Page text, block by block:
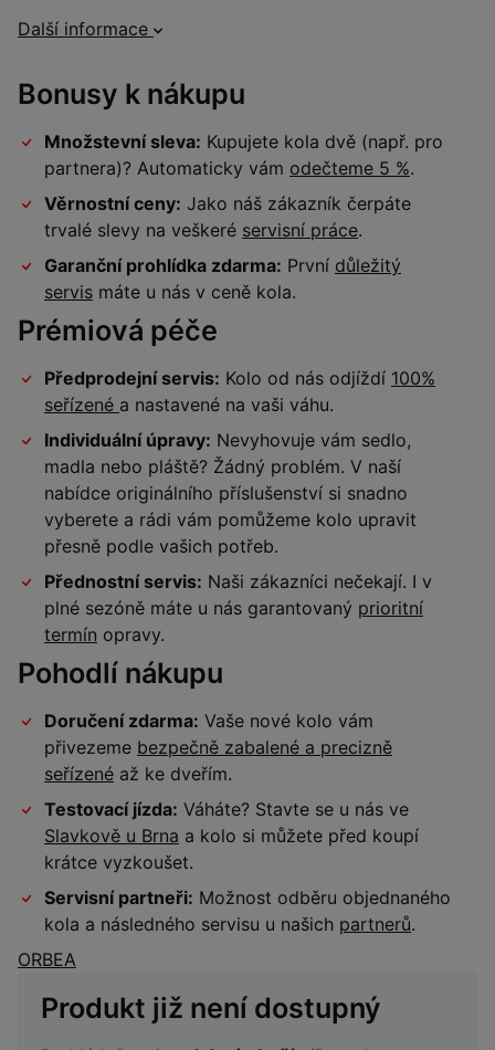
Další informace
Bonusy k nákupu
Množstevní sleva: Kupujete kola dvě (např. pro
partnera)? Automaticky vám odečteme 5 %.
Věrnostní ceny: Jako náš zákazník čerpáte
trvalé slevy na veškeré servisní práce.
Garanční prohlídka zdarma: První důležitý
servis máte u nás v ceně kola.
Prémiová péče
Předprodejní servis: Kolo od nás odjíždí 100%
seřízené a nastavené na vaši váhu.
Individuální úpravy: Nevyhovuje vám sedlo,
madla nebo pláště? Žádný problém. V naší
nabídce originálního příslušenství si snadno
vyberete a rádi vám pomůžeme kolo upravit
přesně podle vašich potřeb.
Přednostní servis: Naši zákazníci nečekají. I v
plné sezóně máte u nás garantovaný prioritní
termín opravy.
Pohodlí nákupu
Doručení zdarma: Vaše nové kolo vám
přivezeme bezpečně zabalené a precizně
seřízené až ke dveřím.
Testovací jízda: Váháte? Stavte se u nás ve
Slavkově u Brna a kolo si můžete před koupí
krátce vyzkoušet.
Servisní partneři: Možnost odběru objednaného
kola a následného servisu u našich partnerů.
ORBEA
Produkt již není dostupný